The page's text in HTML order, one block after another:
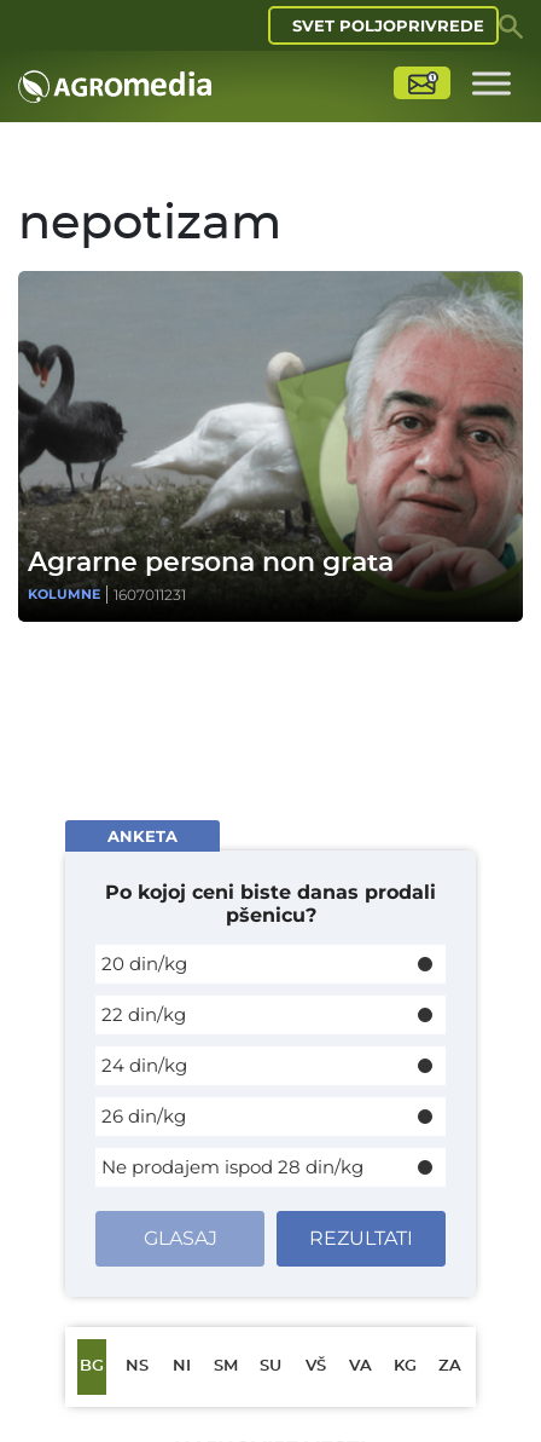
SVET POLJOPRIVREDE
nepotizam
Agrarne persona non grata
KOLUMNE 1607011231
ANKETA
Po kojoj ceni biste danas prodali
pšenicu?
20 din/kg
22 din/kg
24 din/kg
26 din/kg
Ne prodajem ispod 28 din/kg
GLASAJ REZULTATI
BG NS NI SM SU VŠ VA KG ZA